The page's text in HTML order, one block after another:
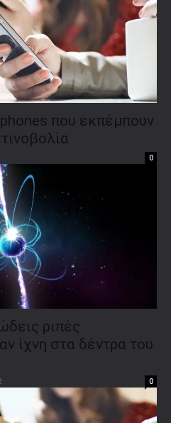
που εκπέμπουν
0
ριπές
ίχνη στα δέντρα του
0